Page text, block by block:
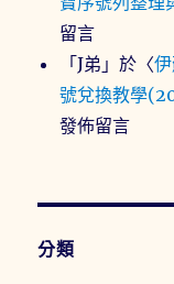
留言
「J弟 」於〈
號兌換教學
發佈留言
分類